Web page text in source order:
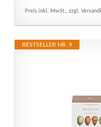
Preis inkl. MwSt., zzgl.
BESTSELLER NR. 9